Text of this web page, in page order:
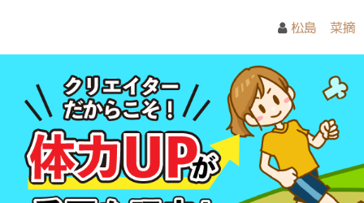
松島 菜摘